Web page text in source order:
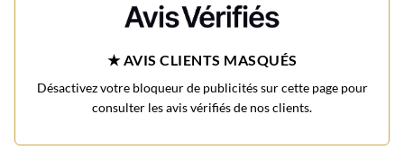
★ AVIS CLIENTS MASQUÉS
Désactivez votre bloqueur de publicités sur cette page pour
consulter les avis vérifiés de nos clients.